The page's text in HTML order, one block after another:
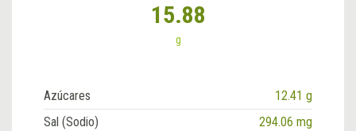
15.88
g
Azúcares
12.41 g
Sal (Sodio)
294.06 mg